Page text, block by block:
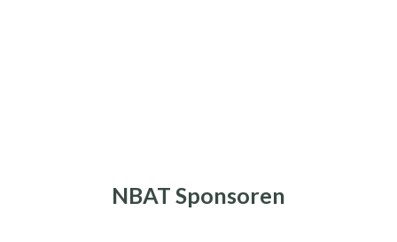
NBAT Sponsoren